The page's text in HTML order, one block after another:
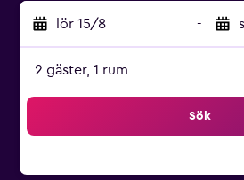
lör 15/8 -
2 gäster, 1 rum
Sök